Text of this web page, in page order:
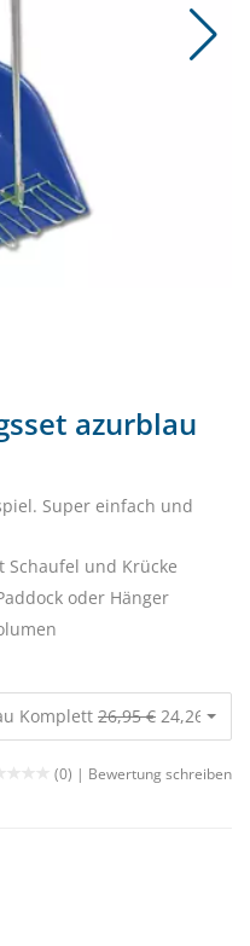
azurblau
Super einfach und
Schaufel und Krücke
oder Hänger
Komplett 26,95 € 24,26 €
(0) | Bewertung schreiben